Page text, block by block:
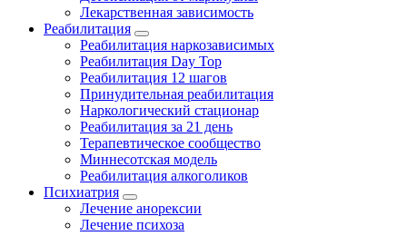
Лекарственная зависимость
Реабилитация
Реабилитация наркозависимых
Реабилитация Day Top
Реабилитация 12 шагов
Принудительная реабилитация
Наркологический стационар
Реабилитация за 21 день
Терапевтическое сообщество
Миннесотская модель
Реабилитация алкоголиков
Психиатрия
Лечение анорексии
Лечение психоза